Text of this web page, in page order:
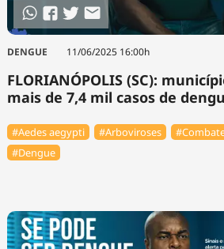
DENGUE 11/06/2025 16:00h
FLORIANÓPOLIS (SC):
mais de 7,4 mil casos de
#Aedes aegypti #Arboviroses
#Dengue